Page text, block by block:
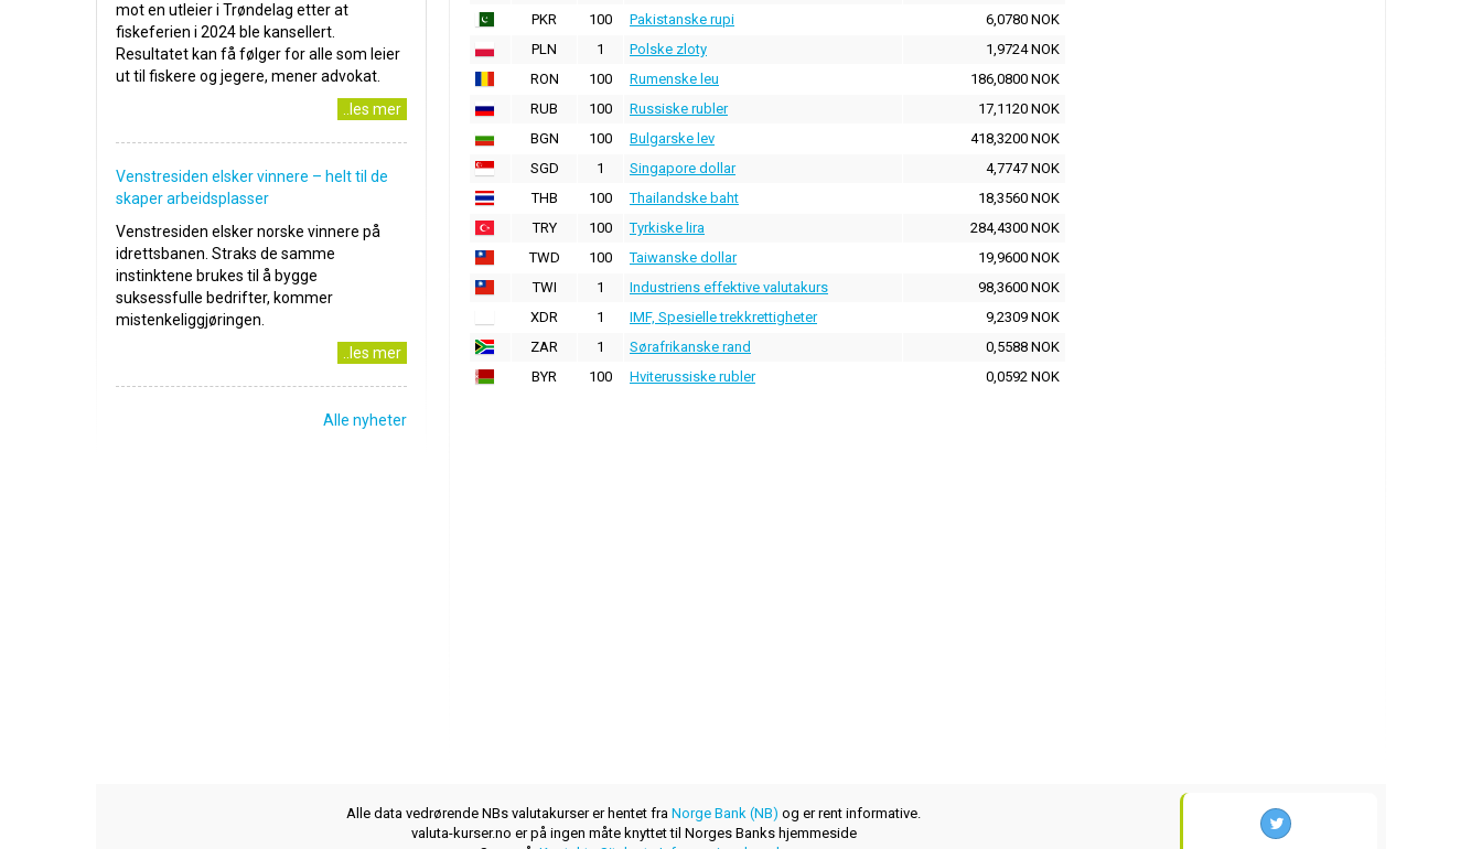
PKR
100 Pakistanske rupi
6,0780 NOK
PLN
1 Polske zloty
1,9724 NOK
RON
100 Rumenske leu
186,0800 NOK
RUB
100 Russiske rubler
17,1120 NOK
BGN
100 Bulgarske lev
418,3200 NOK
SGD
1 Singapore dollar
4,7747 NOK
THB
100 Thailandske baht
18,3560 NOK
TRY
100 Tyrkiske lira
284,4300 NOK
TWD
100 Taiwanske dollar
19,9600 NOK
TWI
1 Industriens effektive valutakurs
98,3600 NOK
XDR
1 IMF, Spesielle trekkrettigheter
9,2309 NOK
ZAR
1 Sørafrikanske rand
0,5588 NOK
BYR
100 Hviterussiske rubler 0,0592 NOK
mot en utleier i Trøndelag etter at
fiskeferien i 2024 ble kansellert.
Resultatet kan få følger for alle som leier
ut til fiskere og jegere, mener advokat.
..les mer
Venstresiden elsker vinnere – helt til de
skaper arbeidsplasser
Venstresiden elsker norske vinnere på
idrettsbanen. Straks de samme
instinktene brukes til å bygge
suksessfulle bedrifter, kommer
mistenkeliggjøringen.
..les mer
Alle nyheter
Alle data vedrørende NBs valutakurser er hentet fra Norge Bank (NB) og er rent informative.
valuta-kurser.no er på ingen måte knyttet til Norges Banks hjemmeside